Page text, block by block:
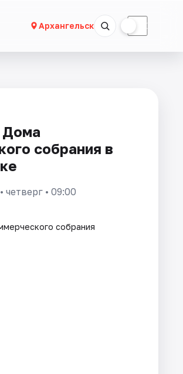
Архангельск ☾
Дома
собрания в
• четверг • 09:00
собрания